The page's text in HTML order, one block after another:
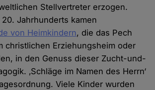
Stellvertreter erzogen.
Jahrhunderts kamen
von Heimkindern, die das Pech
christlichen Erziehungsheim oder
in den Genuss dieser Zucht-und-
‚Schläge im Namen des Herrn‘
Viele Kinder wurden